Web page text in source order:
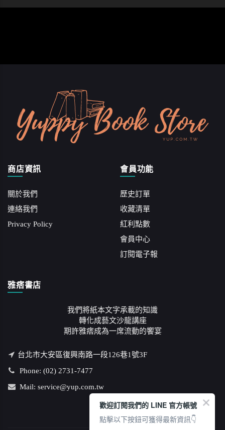
商店資訊
關於我們
連絡我們
Privacy Policy
會員功能
歷史訂單
收藏清單
紅利點數
會員中心
訂閱電子報
雅痞書店
我們將紙本文字承載的知識
轉化成藝文沙龍講座
期許雅痞成為一席流動的饗宴
台北市大安區復興南路一段126巷1號3F
Phone: (02) 2731-7477
Mail: service@yup.com.tw
歡迎訂閱我們的 LINE 官方帳號
點擊以下按鈕可獲得最新資訊👇